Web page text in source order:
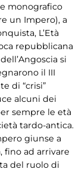
monografico
un Impero), a
L’Età
repubblicana
si
il III
di “crisi”
alcuni dei
sempre le età
tardo-antica.
giunse a
fino ad arrivare
del ruolo di